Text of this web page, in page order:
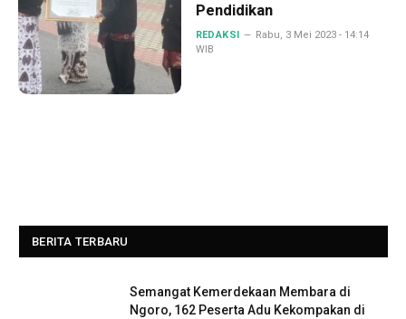
Pendidikan
REDAKSI
Rabu, 3 Mei 2023 - 14:14
WIB
BERITA TERBARU
Semangat Kemerdekaan Membara di
Ngoro, 162 Peserta Adu Kekompakan di